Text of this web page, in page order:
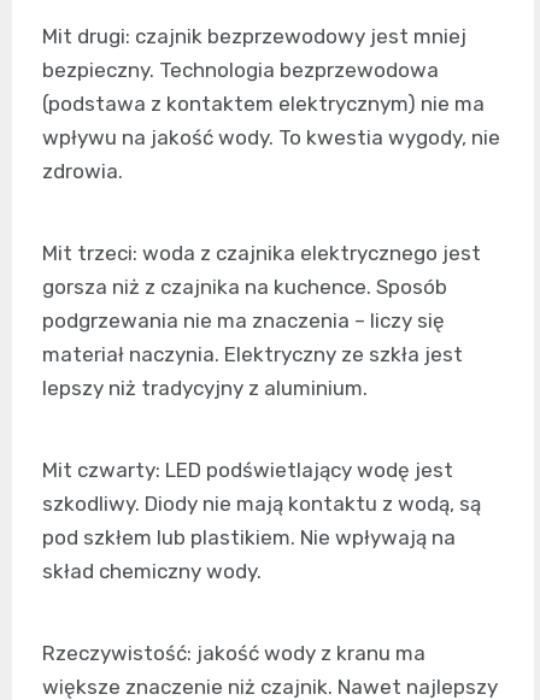
Mit drugi: czajnik bezprzewodowy jest mniej
bezpieczny. Technologia bezprzewodowa
(podstawa z kontaktem elektrycznym) nie ma
wpływu na jakość wody. To kwestia wygody, nie
zdrowia.
Mit trzeci: woda z czajnika elektrycznego jest
gorsza niż z czajnika na kuchence. Sposób
podgrzewania nie ma znaczenia – liczy się
materiał naczynia. Elektryczny ze szkła jest
lepszy niż tradycyjny z aluminium.
Mit czwarty: LED podświetlający wodę jest
szkodliwy. Diody nie mają kontaktu z wodą, są
pod szkłem lub plastikiem. Nie wpływają na
skład chemiczny wody.
Rzeczywistość: jakość wody z kranu ma
większe znaczenie niż czajnik. Nawet najlepszy